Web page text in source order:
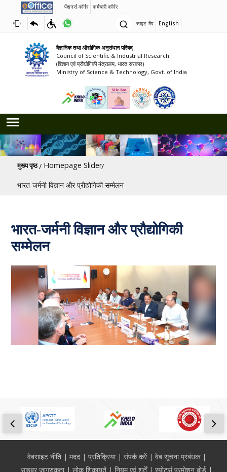
पेंशनर्स कॉर्नर कर्मचारी कॉर्नर
साइट मैप English
वैज्ञानिक तथा औद्योगिक अनुसंधान परिषद्
Council of Scientific & Industrial Research
(विज्ञान एवं प्रौद्योगिकी मंत्रालय, भारत सरकार)
Ministry of Science & Technology, Govt. of India
पग चिन्ह
मुख्य पृष्ठ Homepage Slider
भारत-जर्मनी विज्ञान और प्रौद्योगिकी सम्मेलन
भारत-जर्मनी विज्ञान और प्रौद्योगिकी
सम्मेलन
Footerवेबसाइट नीति मदद प्रतिक्रिया संपर्क करें
वेब सूचना प्रबंधक
साइबर जागरुकता
लोक शिकायतें नियम एवं शर्तें
स्पोर्ट्स प्रमोशन बोर्ड